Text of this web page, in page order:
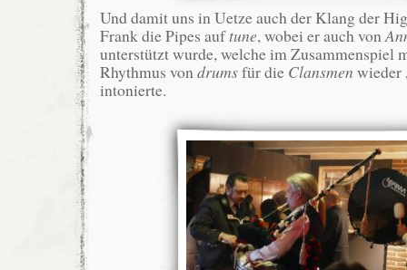
Und damit uns in Uetze auch der Klang der
Frank die Pipes auftune, wobei er auch von
unterstützt wurde, welche im Zusammenspiel
Rhythmus vondrumsfür die Clansmen wieder
intonierte.